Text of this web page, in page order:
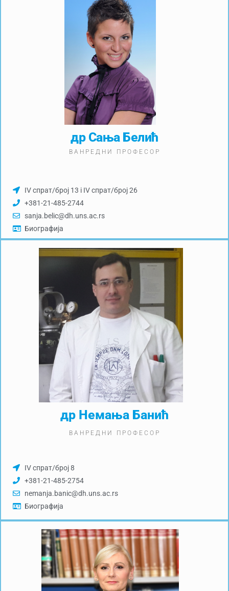
др Сања Белић
ВАНРЕДНИ ПРОФЕСОР
IV спрат/број 13 i IV спрат/број 26
+381-21-485-2744
sanja.belic@dh.uns.ac.rs
Биографија
др Немања Банић
ВАНРЕДНИ ПРОФЕСОР
IV спрат/број 8
+381-21-485-2754
nemanja.banic@dh.uns.ac.rs
Биографија